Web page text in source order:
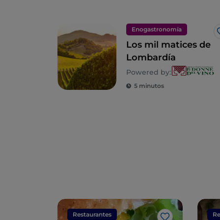
Enogastronomía
Los mil matices de
Lombardía
Powered by:
5 minutos
Restaurantes